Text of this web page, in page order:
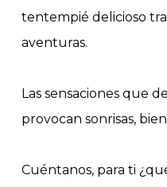
tentempié delicioso
aventuras.
Las sensaciones que
provocan sonrisas,
Cuéntanos, para ti